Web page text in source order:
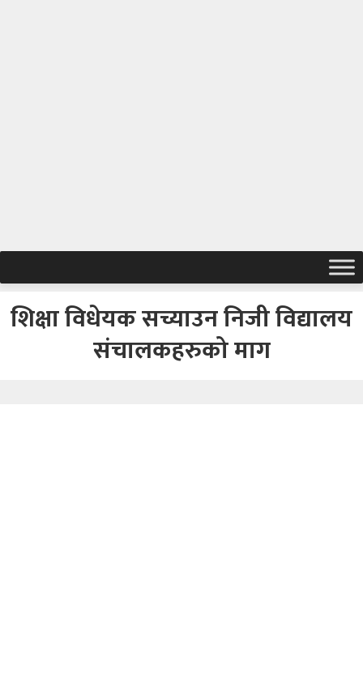
शिक्षा विधेयक सच्याउन निजी विद्यालय
संचालकहरुको माग